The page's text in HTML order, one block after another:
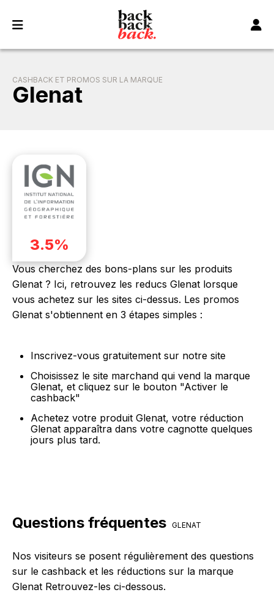
CASHBACK ET PROMOS SUR LA MARQUE
Glenat
3.5%
Vous cherchez des bons-plans sur les produits
Glenat ? Ici, retrouvez les reducs Glenat lorsque
vous achetez sur les sites ci-dessus. Les promos
Glenat s'obtiennent en 3 étapes simples :
Inscrivez-vous gratuitement sur notre site
Choisissez le site marchand qui vend la marque
Glenat, et cliquez sur le bouton "Activer le
cashback"
Achetez votre produit Glenat, votre réduction
Glenat apparaîtra dans votre cagnotte quelques
jours plus tard.
Questions fréquentes GLENAT
Nos visiteurs se posent régulièrement des questions
sur le cashback et les réductions sur la marque
Glenat Retrouvez-les ci-dessous.